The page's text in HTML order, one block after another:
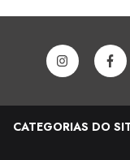
CATEGORIAS DO